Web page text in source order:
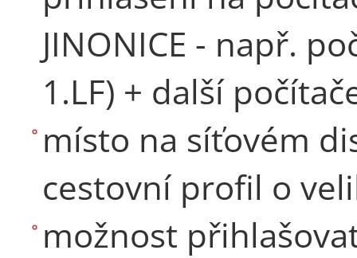
JINONICE - např.
1.LF) + další
místo na síťovém
cestovní profil o
možnost